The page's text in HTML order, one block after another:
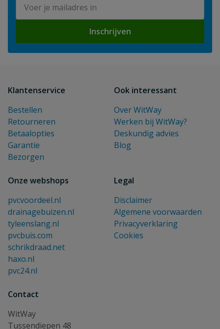
Inschrijven
Klantenservice
Bestellen
Retourneren
Betaalopties
Garantie
Bezorgen
Ook interessant
Over WitWay
Werken bij WitWay?
Deskundig advies
Blog
Onze webshops
pvcvoordeel.nl
drainagebuizen.nl
tyleenslang.nl
pvcbuis.com
schrikdraad.net
haxo.nl
pvc24.nl
Legal
Disclaimer
Algemene voorwaarden
Privacyverklaring
Cookies
Contact
WitWay
Tussendiepen 48